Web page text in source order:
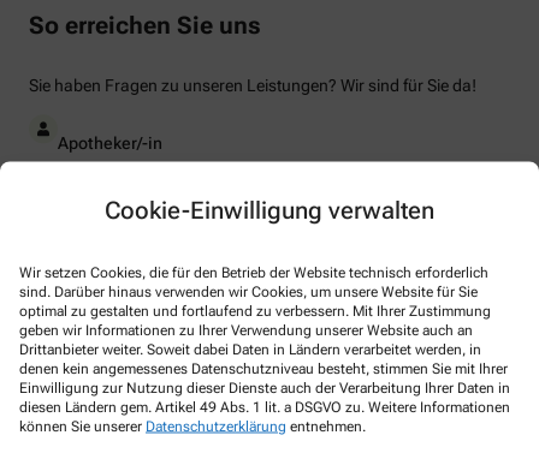
Cookie-Einwilligung verwalten
Wir setzen Cookies, die für den Betrieb der Website technisch erforderlich
sind. Darüber hinaus verwenden wir Cookies, um unsere Website für Sie
optimal zu gestalten und fortlaufend zu verbessern. Mit Ihrer Zustimmung
geben wir Informationen zu Ihrer Verwendung unserer Website auch an
Drittanbieter weiter. Soweit dabei Daten in Ländern verarbeitet werden, in
denen kein angemessenes Datenschutzniveau besteht, stimmen Sie mit Ihrer
Einwilligung zur Nutzung dieser Dienste auch der Verarbeitung Ihrer Daten in
diesen Ländern gem. Artikel 49 Abs. 1 lit. a DSGVO zu. Weitere Informationen
können Sie unserer Datenschutzerklärung entnehmen.
So erreichen Sie uns
Sie haben Fragen zu unseren Leistungen? Wir sind für Sie da!
Apotheker/-in
+49-6231/8 91
Faxnummer
+49-6231/91 58 50
E-Mail-Adresse